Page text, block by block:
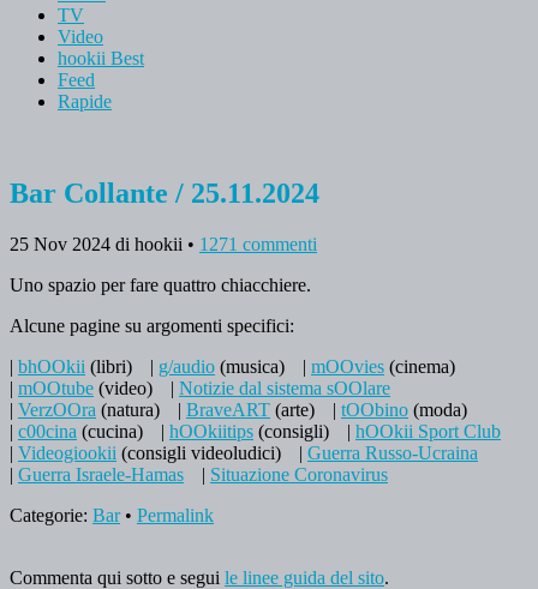
TV
Video
hookii Best
Feed
Rapide
Bar Collante / 25.11.2024
25 Nov 2024 di hookii • 1271 commenti
Uno spazio per fare quattro chiacchiere.
Alcune pagine su argomenti specifici:
| bhOOkii (libri) | g/audio (musica) | mOOvies (cinema)
| mOOtube (video) | Notizie dal sistema sOOlare
| VerzOOra (natura) | BraveART (arte) | tOObino (moda)
| c00cina (cucina) | hOOkiitips (consigli) | hOOkii Sport Club
| Videogiookii (consigli videoludici) | Guerra Russo-Ucraina
| Guerra Israele-Hamas | Situazione Coronavirus
Categorie: Bar• Permalink
Commenta qui sotto e segui le linee guida del sito.